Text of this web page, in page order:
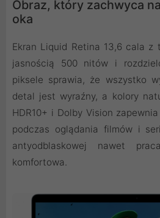
Obraz, który zachwyca
oka
Ekran Liquid Retina 13,6 cala z
jasnością 500 nitów i
piksele sprawia, że wszystko
detal jest wyraźny, a kolory
HDR10+ i Dolby Vision
podczas oglądania filmów i
antyodblaskowej nawet
komfortowa.